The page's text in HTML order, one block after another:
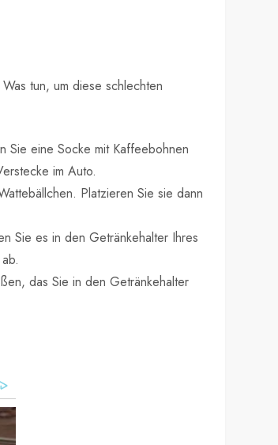
tun, um diese schlechten
Sie eine Socke mit Kaffeebohnen
im Auto.
Platzieren Sie sie dann
Sie es in den Getränkehalter Ihres
das Sie in den Getränkehalter